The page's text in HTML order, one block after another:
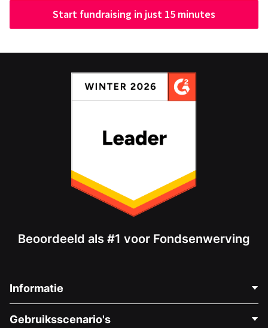
Start fundraising in just 15 minutes
Beoordeeld als #1 voor Fondsenwerving
Informatie
Gebruiksscenario's